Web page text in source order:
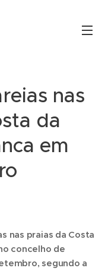
nas
da
em
nas praias da Costa
concelho de
segundo a